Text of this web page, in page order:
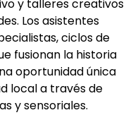
y talleres creativos
Los asistentes
ciclos de
fusionan la historia
oportunidad única
local a través de
y sensoriales.